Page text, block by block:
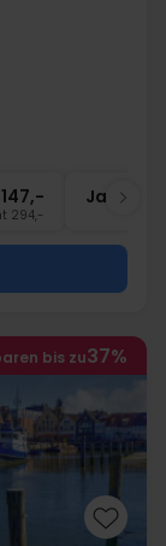
147,-
294,-
Jan
bis zu37%